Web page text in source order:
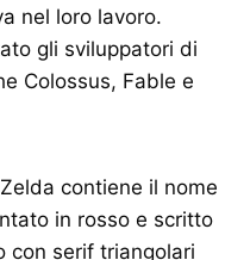
nel loro lavoro.
gli sviluppatori di
Colossus, Fable e
contiene il nome
in rosso e scritto
con serif triangolari